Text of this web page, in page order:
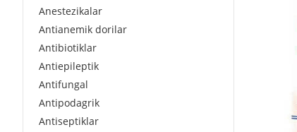
Anestezikalar
Antianemik dorilar
Antibiotiklar
Antiepileptik
Antifungal
Antipodagrik
Antiseptiklar